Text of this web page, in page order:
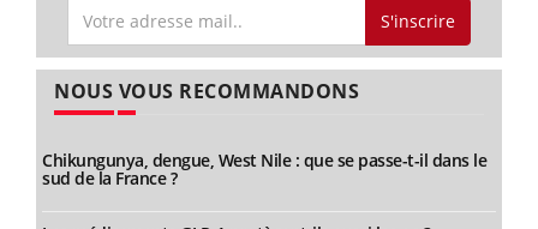
S'inscrire
NOUS VOUS RECOMMANDONS
Chikungunya, dengue, West Nile : que se passe-t-il dans le
sud de la France ?